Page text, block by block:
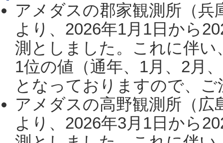
アメダスの郡家観測所（
より、2026年1月1日から
測としました。これに伴い
1位の値（通年、1月、2月
となっておりますので、
アメダスの高野観測所（
より、2026年3月1日から